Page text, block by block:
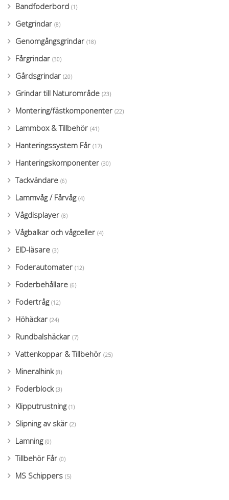
Bandfoderbord (1)
Getgrindar (8)
Genomgångsgrindar (18)
Fårgrindar (30)
Gårdsgrindar (20)
Grindar till Naturområde (23)
Montering/fästkomponenter (22)
Lammbox & Tillbehör (41)
Hanteringssystem Får (17)
Hanteringskomponenter (30)
Tackvändare (6)
Lammvåg / Fårvåg (4)
Vågdisplayer (8)
Vågbalkar och vågceller (4)
EID-läsare (3)
Foderautomater (12)
Foderbehållare (6)
Fodertråg (12)
Höhäckar (24)
Rundbalshäckar (7)
Vattenkoppar & Tillbehör (25)
Mineralhink (8)
Foderblock (3)
Klipputrustning (1)
Slipning av skär (2)
Lamning (0)
Tillbehör Får (0)
MS Schippers (5)